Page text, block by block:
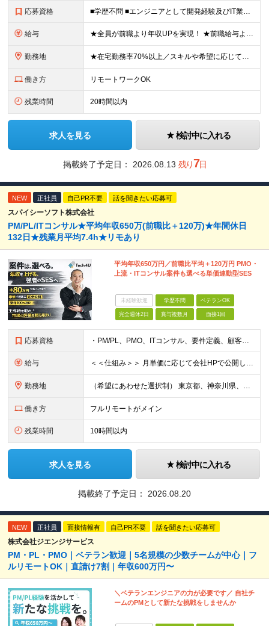
応募資格 ■学歴不問 ■エンジニアとして開発経験及びIT業界でのマネジメント経験をお持ちの方 ≪こんな想いをお持ちの方にピッタリ≫ ◎大規模案件にマネジメントポジションとして携わりたい ◎今より収入もスキルも
給与 ★全員が前職より年収UPを実現！ ★前職給与より120％アップ実績あり ★前職給与を最大限に考慮 ★入社4年目で年収800万円の社員も在籍！ 年俸420万円～960万円（1/12を毎月支給）＋インセ
勤務地 ★在宅勤務率70%以上／スキルや希望に応じてフルリモートも可 ★転勤なし 本社または一都三県のプロジェクト先（メインは東京23区内）にて勤務いただきます！ 【本社】 東京都荒川区西日暮里5-10-
働き方 リモートワークOK
残業時間 20時間以内
求人を見る 検討中に入れる
掲載終了予定日： 2026.08.13 残り7日
NEW 正社員 自己PR不要 話を聞きたい応募可
スパイシーソフト株式会社
PM/PL/ITコンサル★平均年収650万(前職比＋120万)★年間休日
132日★残業月平均7.4h★リモあり
平均年収650万円／前職比平均＋120万円 PMO・
上流・ITコンサル案件も選べる単価連動型SES
未経験歓迎 学歴不問 ベテランOK
完全週休2日 賞与複数月 面接1回
応募資格 ・PM/PL、PMO、ITコンサル、要件定義、顧客折衝いずれかの経験をお持ちの方 ・開発／インフラ経験から上流工程に挑戦したい方 ・学歴不問 ※業界・技術領域・工程は問いません。 ■ こんな方を歓
給与 ＜＜仕組み＞＞ 月単価に応じて会社HPで公開しているテーブルにもとづき毎月決定されます！ https://www.tech4u.dev/payroll ＜＜実績＞＞ PM/PL・ITコンサル職の平均
勤務地 （希望にあわせた選択制） 東京都、神奈川県、埼玉県、千葉県、大阪府、兵庫県、京都府、愛知県、福岡県の各プロジェクト先 ・フル／ハイブリッドリモート案件あり ・転勤なし ・U・Iターンも歓迎＆支援可能
働き方 フルリモートがメイン
残業時間 10時間以内
求人を見る 検討中に入れる
掲載終了予定日： 2026.08.20
NEW 正社員 面接情報有 自己PR不要 話を聞きたい応募可
株式会社ジエンジサービス
PM・PL・PMO｜ベテラン歓迎｜5名規模の少数チームが中心｜フ
ルリモートOK｜直請け7割｜年収600万円〜
＼ベテランエンジニアの力が必要です／ 自社チ
ームのPMとして新たな挑戦をしませんか